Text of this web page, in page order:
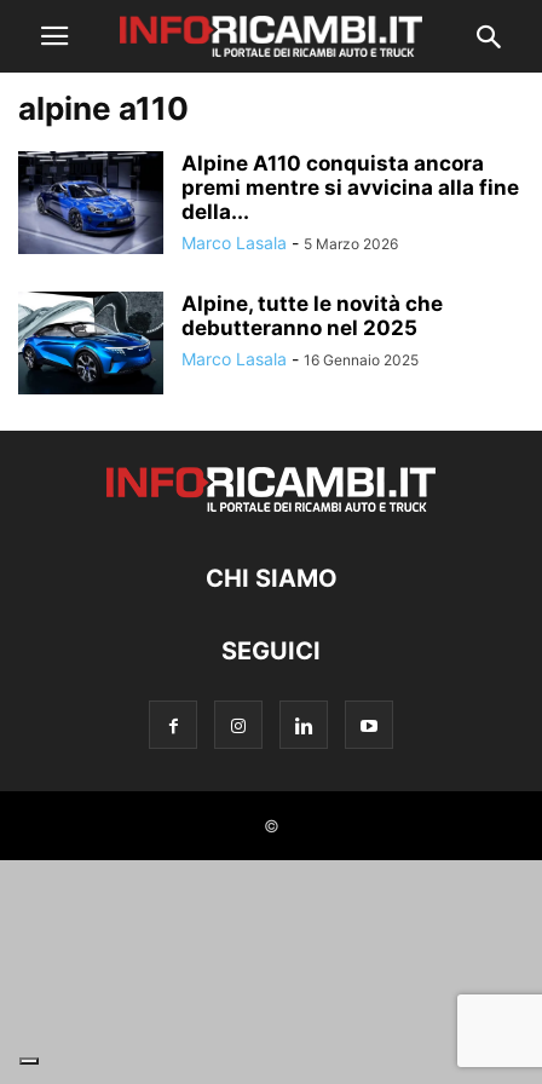
alpine a110
Alpine A110 conquista ancora
premi mentre si avvicina alla fine
della...
Marco Lasala - 5 Marzo 2026
Alpine, tutte le novità che
debutteranno nel 2025
Marco Lasala - 16 Gennaio 2025
CHI SIAMO
SEGUICI
©